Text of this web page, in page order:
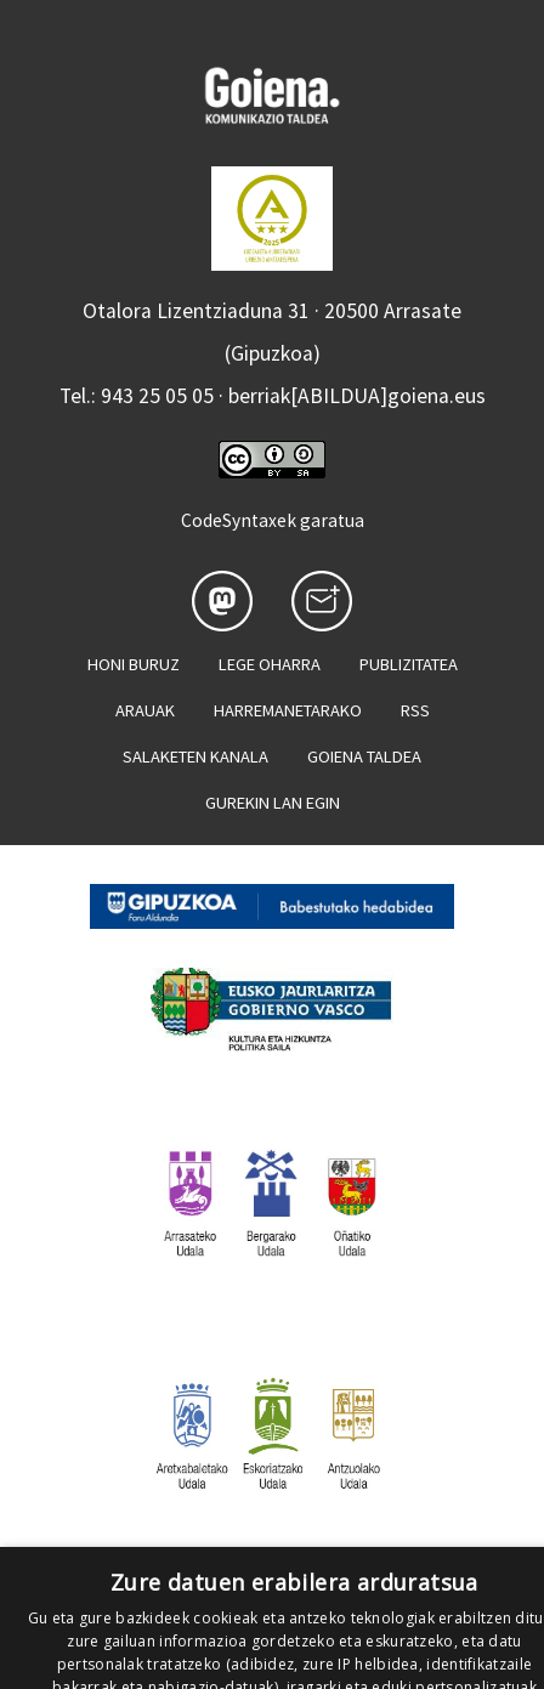
Otalora Lizentziaduna 31 · 20500 Arrasate
(Gipuzkoa)
Tel.: 943 25 05 05 · berriak[ABILDUA]goiena.eus
CodeSyntaxek garatua
HONI BURUZ LEGE OHARRA PUBLIZITATEA
ARAUAK HARREMANETARAKO RSS
SALAKETEN KANALA GOIENA TALDEA
GUREKIN LAN EGIN
Zure datuen erabilera arduratsua
Gu eta gure bazkideek cookieak eta antzeko teknologiak erabiltzen
zure gailuan informazioa gordetzeko eta eskuratzeko, eta datu
pertsonalak tratatzeko (adibidez, zure IP helbidea, identifikatzaile